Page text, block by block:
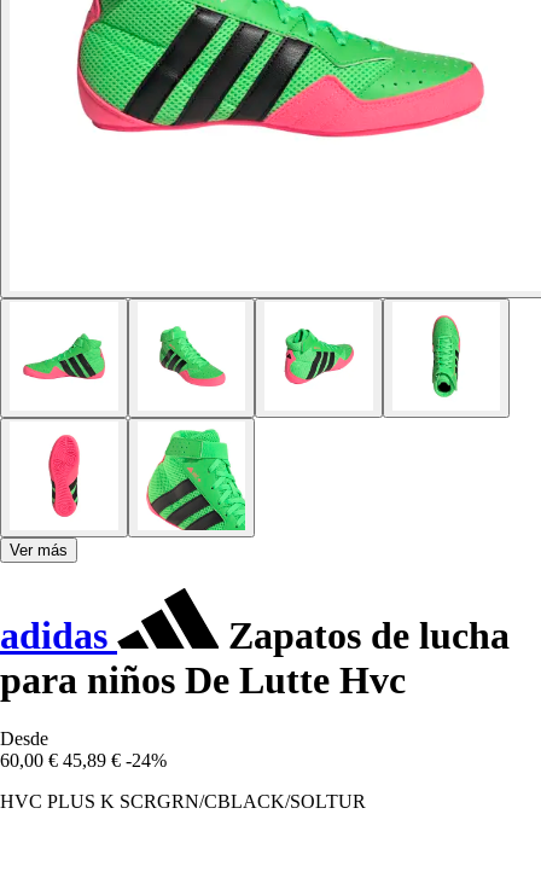
Ver más
adidas
Zapatos de lucha
para niños De Lutte Hvc
Desde
60,00 € 45,89 € -24%
HVC PLUS K SCRGRN/CBLACK/SOLTUR